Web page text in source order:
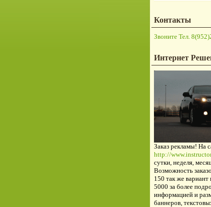
Контакты
Звоните Тел.
Интернет
Заказ рекламы! На
http://
сутки, неделя,
Возможность
150 так же вариант
5000 за более
информацией и
баннеров,